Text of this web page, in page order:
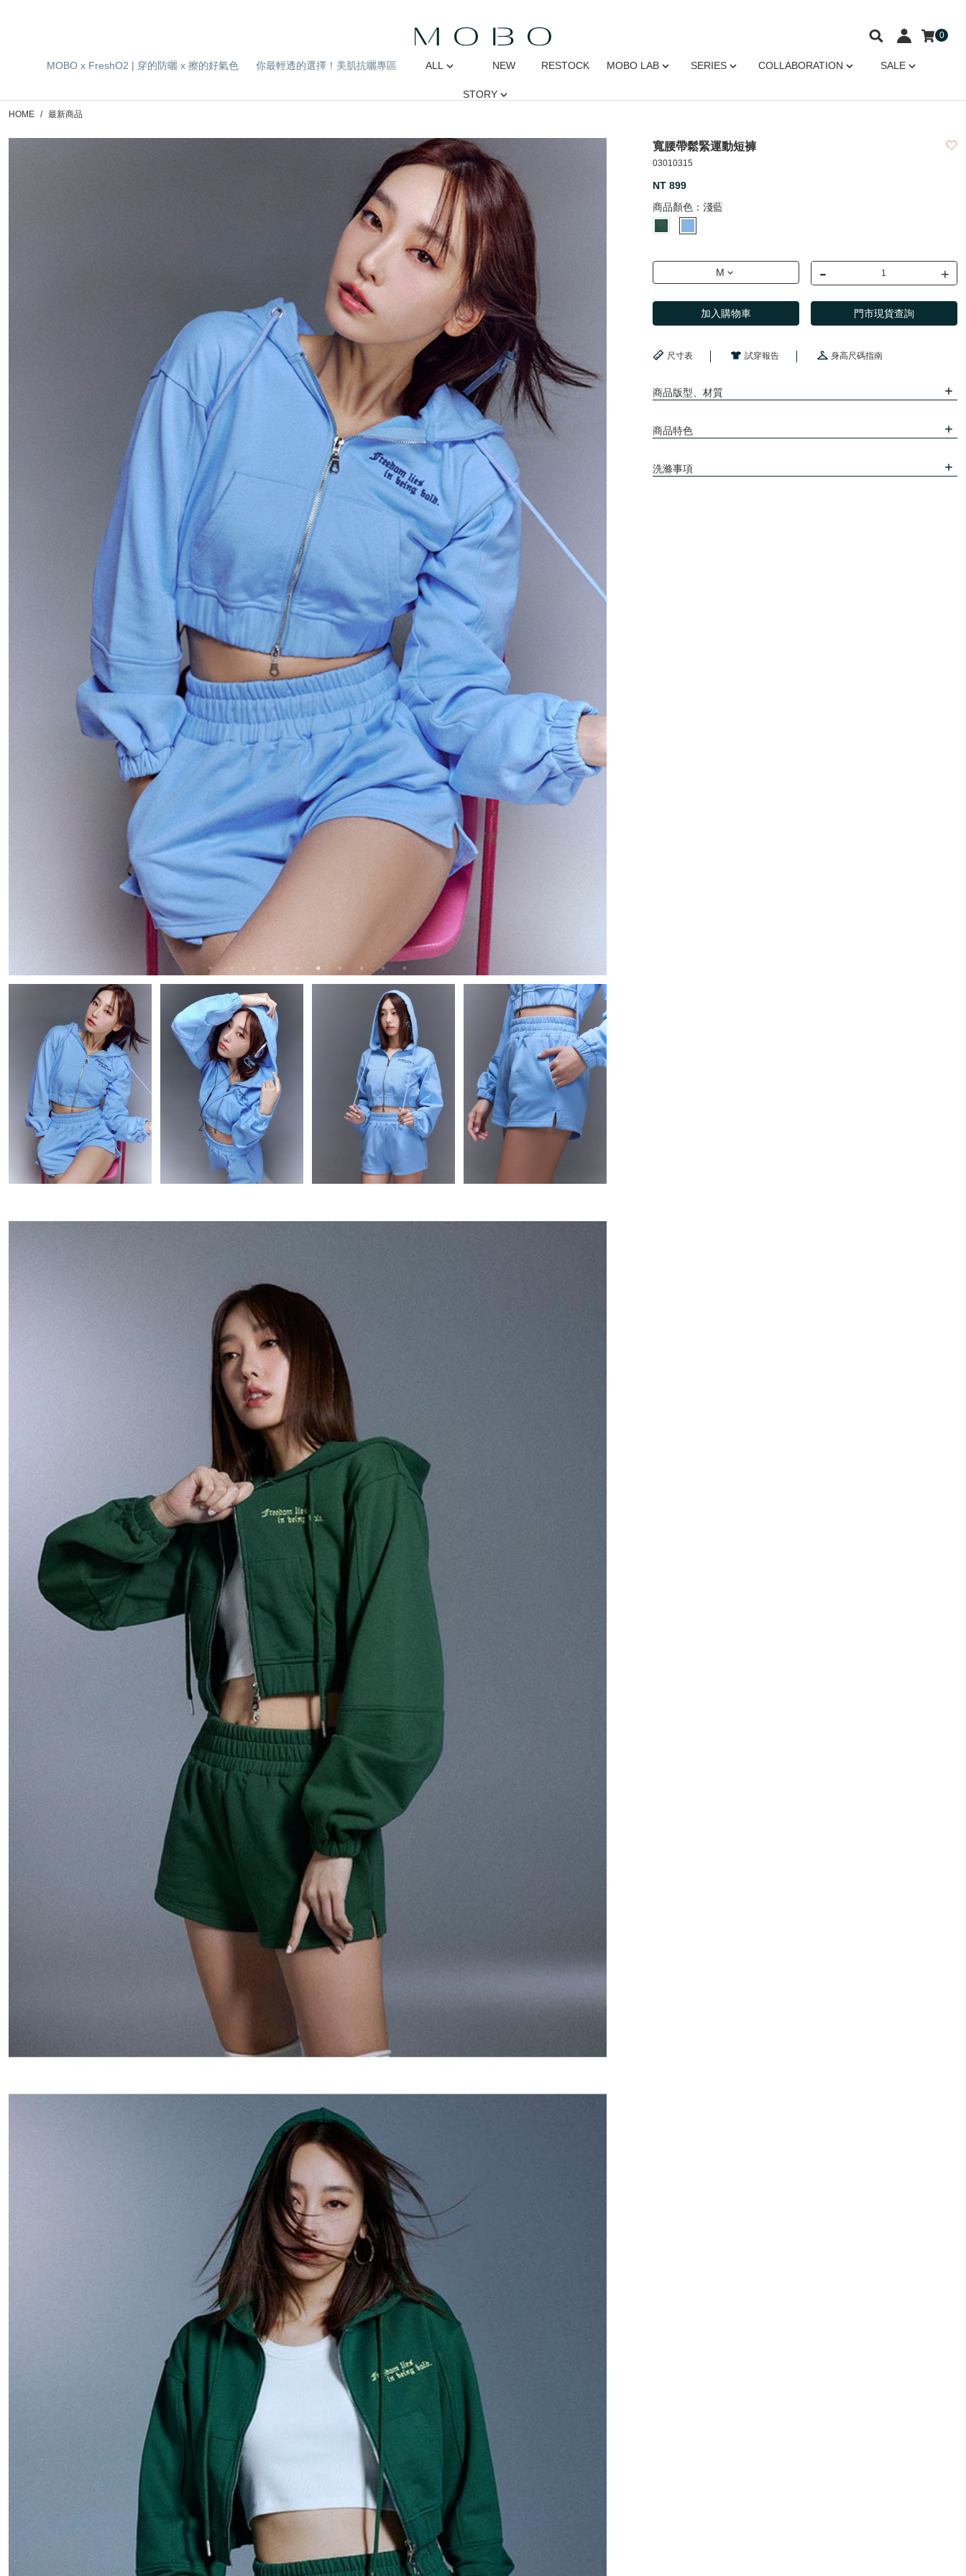
MOBO x FreshO2 | 穿的防曬 x 擦的好氣色 你最輕透的選擇！美肌抗曬專區 ALL NEW RESTOCK MOBO LAB SERIES COLLABORATION SALE
STORY
0
HOME 最新商品
寬腰帶鬆緊運動短褲
03010315
NT 899
商品顏色： 淺藍
M - +
加入購物車 門市現貨查詢
尺寸表 試穿報告 身高尺碼指南
商品版型、材質
商品特色
洗滌事項